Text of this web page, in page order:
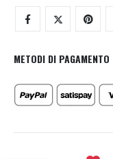
METODI DI PAGAMENTO